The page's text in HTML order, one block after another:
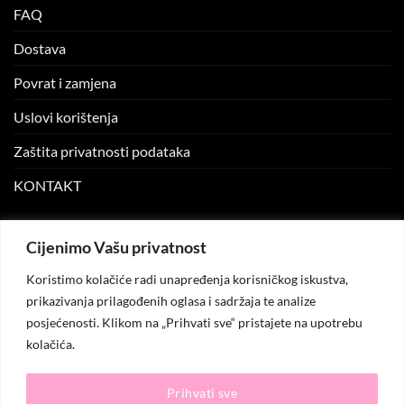
Cijenimo Vašu privatnost
Koristimo kolačiće radi unapređenja korisničkog iskustva,
prikazivanja prilagođenih oglasa i sadržaja te analize
posjećenosti. Klikom na „Prihvati sve“ pristajete na upotrebu
kolačića.
Prihvati sve
FAQ
Dostava
Povrat i zamjena
Uslovi korištenja
Zaštita privatnosti podataka
KONTAKT
Moj nalog
Moje narudžbe